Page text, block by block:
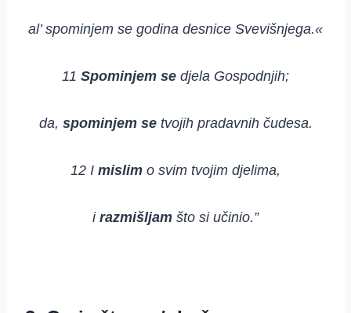
al’ spominjem se godina desnice Svevišnjega.«
11 Spominjem se djela Gospodnjih;
da, spominjem setvojih pradavnih čudesa.
12 I mislim o svim tvojim djelima,
i razmišljam što si učinio.”